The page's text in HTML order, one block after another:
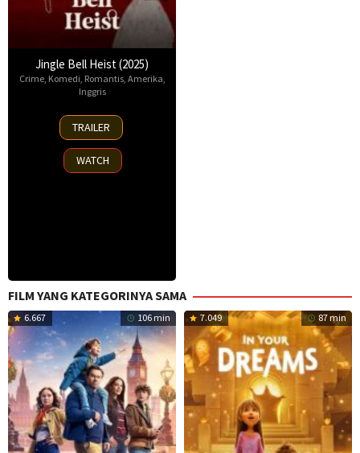
Jingle Bell Heist (2025)
Crime, Komedi Romantis, Amerika
Inggris
25
Nov
2025
TRAILER
WATCH
FILM YANG KATEGORINYA SAMA
6.667 106 min 7.049 87 min